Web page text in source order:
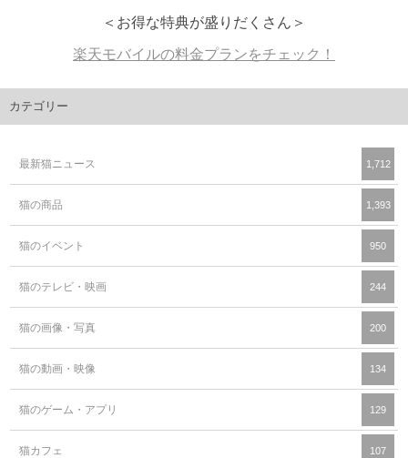
＜お得な特典が盛りだくさん＞
楽天モバイルの料金プランをチェック！
カテゴリー
最新猫ニュース 1,712
猫の商品 1,393
猫のイベント 950
猫のテレビ・映画 244
猫の画像・写真 200
猫の動画・映像 134
猫のゲーム・アプリ 129
猫カフェ 107